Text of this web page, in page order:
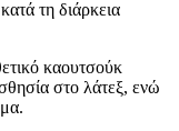
τη διάρκεια
καουτσούκ
στο λάτεξ, ενώ